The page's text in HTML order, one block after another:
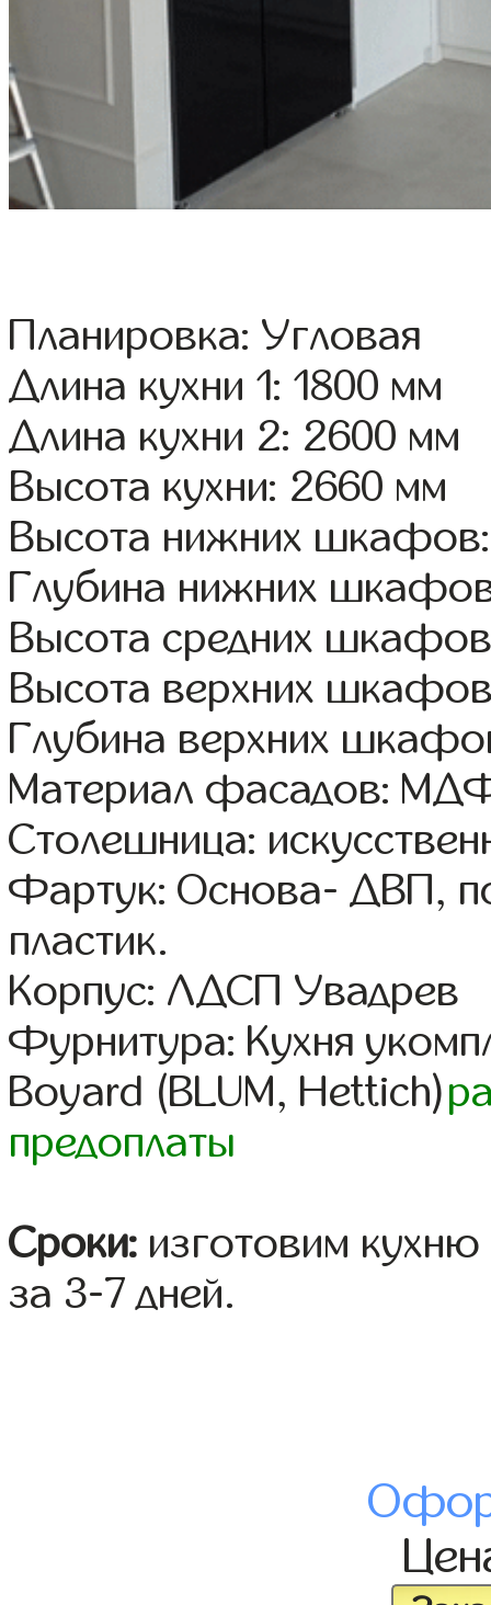
Планировка: Угловая
Длина кухни 1: 1800 мм
Длина кухни 2: 2600 мм
Высота кухни: 2660 мм
Высота нижних
Глубина нижних
Высота средних
Высота верхних
Глубина верхних
Материал фасадов:
Столешница:
Фартук: Основа- ДВП,
пластик.
Корпус: ЛДСП Увадрев
Фурнитура: Кухня
Boyard (BLUM, Hettich)
предоплаты
Сроки: изготовим
за 3-7 дней.